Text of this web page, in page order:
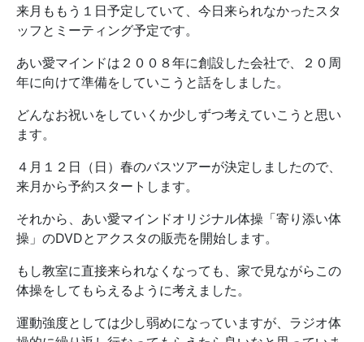
来月ももう１日予定していて、今日来られなかったスタ
ッフとミーティング予定です。
あい愛マインドは２００８年に創設した会社で、２０周
年に向けて準備をしていこうと話をしました。
どんなお祝いをしていくか少しずつ考えていこうと思い
ます。
４月１２日（日）春のバスツアーが決定しましたので、
来月から予約スタートします。
それから、あい愛マインドオリジナル体操「寄り添い体
操」のDVDとアクスタの販売を開始します。
もし教室に直接来られなくなっても、家で見ながらこの
体操をしてもらえるように考えました。
運動強度としては少し弱めになっていますが、ラジオ体